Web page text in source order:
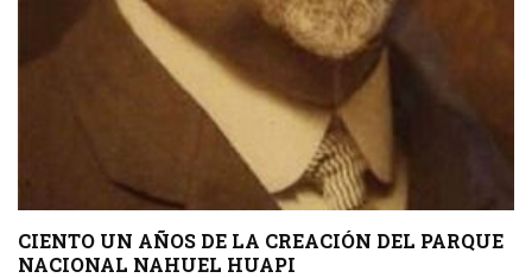
CIENTO UN AÑOS DE LA CREACIÓN DEL PARQUE
NACIONAL NAHUEL HUAPI